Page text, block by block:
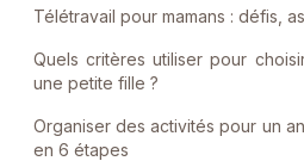
Télétravail pour mamans : défis,
Quels critères utiliser pour
une petite fille ?
Organiser des activités pour un
en 6 étapes